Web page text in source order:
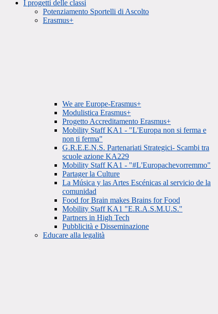
I progetti delle classi
Potenziamento Sportelli di Ascolto
Erasmus+
We are Europe-Erasmus+
Modulistica Erasmus+
Progetto Accreditamento Erasmus+
Mobility Staff KA1 - "L'Europa non si ferma e
non ti ferma"
G.R.E.E.N.S. Partenariati Strategici- Scambi tra
scuole azione KA229
Mobility Staff KA1 - "#L'Europachevorremmo"
Partager la Culture
La Música y las Artes Escénicas al servicio de la
comunidad
Food for Brain makes Brains for Food
Mobility Staff KA1 "E.R.A.S.M.U.S."
Partners in High Tech
Pubblicità e Disseminazione
Educare alla legalità